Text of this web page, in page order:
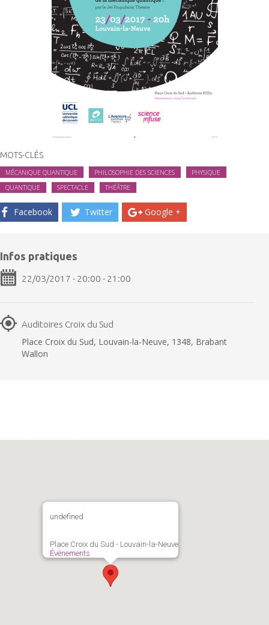
MOTS-CLÉS
MÉCANIQUE QUANTIQUE PHILOSOPHIE DES SCIENCES
PHYSIQUE
QUANTIQUE
SPECTACLE THÉÂTRE
Facebook Twitter Google +
Infos pratiques
22/03/2017 - 20:00 - 21:00
Auditoires Croix du Sud
Place Croix du Sud, Louvain-la-Neuve, 1348, Brabant
Wallon
undefined
Place Croix du Sud - Louvain-la-Neuve
Événements